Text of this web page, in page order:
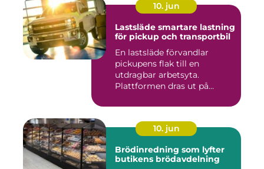
10. jun
Lastsläde smartare lastning
för pickup och transportbil
En lastsläde förvandlar
pickupens flak till en
utdragbar arbetsyta.
Plattformen dras ut på
10. jun
Brödinredning som lyfter
butikens brödavdelning